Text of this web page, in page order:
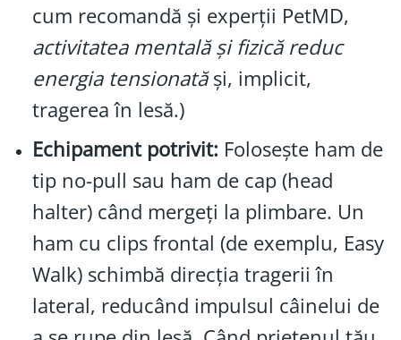
cum recomandă și experții PetMD,
activitatea mentală și fizică reduc
energia tensionatăși, implicit,
tragerea în lesă.)
Echipament potrivit: Folosește ham de
tip no-pull sau ham de cap (head
halter) când mergeți la plimbare. Un
ham cu clips frontal (de exemplu, Easy
Walk) schimbă direcția tragerii în
lateral, reducând impulsul câinelui de